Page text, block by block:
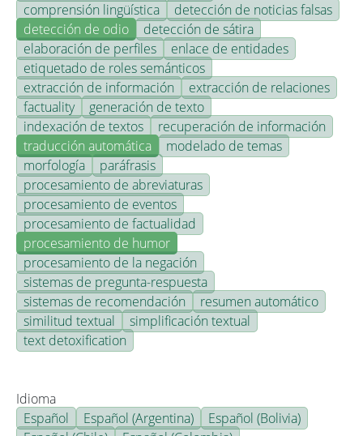
comprensión lingüística
detección de noticias falsas
detección de odio
detección de sátira
elaboración de perfiles
enlace de entidades
etiquetado de roles semánticos
extracción de información
extracción de relaciones
factuality
generación de texto
indexación de textos
recuperación de información
traducción automática
modelado de temas
morfología
paráfrasis
procesamiento de abreviaturas
procesamiento de eventos
procesamiento de factualidad
procesamiento de humor
procesamiento de la negación
sistemas de pregunta-respuesta
sistemas de recomendación
resumen automático
similitud textual
simplificación textual
text detoxification
Idioma
Español
Español (Argentina)
Español (Bolivia)